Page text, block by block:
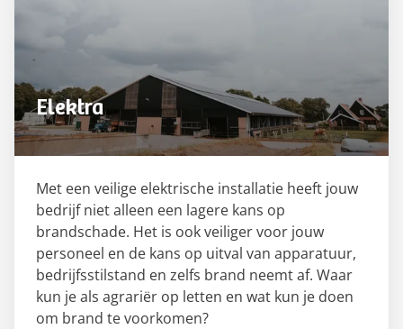
Elektra
Met een veilige elektrische installatie heeft jouw
bedrijf niet alleen een lagere kans op
brandschade. Het is ook veiliger voor jouw
personeel en de kans op uitval van apparatuur,
bedrijfsstilstand en zelfs brand neemt af. Waar
kun je als agrariër op letten en wat kun je doen
om brand te voorkomen?